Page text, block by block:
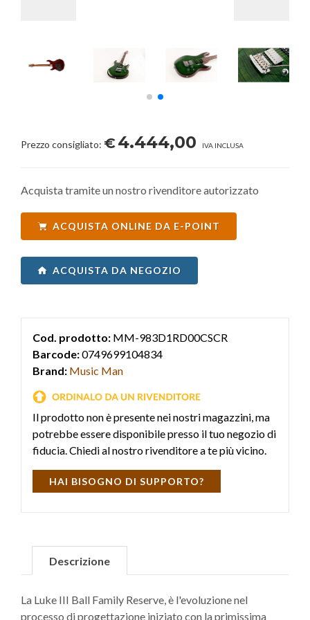
Prezzo consigliato: €4.444,00 IVA INCLUSA
Acquista tramite un nostro rivenditore autorizzato
ACQUISTA ONLINE DA E-POINT
ACQUISTA DA NEGOZIO
Cod. prodotto: MM-983D1RD00CSCR
Barcode:0749699104834
Brand: Music Man
Il prodotto non è presente nei nostri magazzini, ma
potrebbe essere disponibile presso il tuo negozio di
fiducia. Chiedi al nostro rivenditore a te più vicino.
HAI BISOGNO DI SUPPORTO?
Descrizione
La Luke III Ball Family Reserve, è l'evoluzione nel
processo di progettazione iniziato con la primissima